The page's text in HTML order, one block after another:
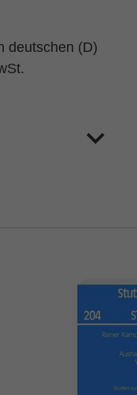
deutschen (D)